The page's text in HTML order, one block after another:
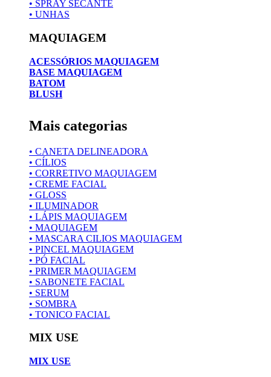
• SPRAY SECANTE
• UNHAS
MAQUIAGEM
ACESSÓRIOS MAQUIAGEM
BASE MAQUIAGEM
BATOM
BLUSH
Mais categorias
• CANETA DELINEADORA
• CÍLIOS
• CORRETIVO MAQUIAGEM
• CREME FACIAL
• GLOSS
• ILUMINADOR
• LÁPIS MAQUIAGEM
• MAQUIAGEM
• MASCARA CILIOS MAQUIAGEM
• PINCEL MAQUIAGEM
• PÓ FACIAL
• PRIMER MAQUIAGEM
• SABONETE FACIAL
• SERUM
• SOMBRA
• TONICO FACIAL
MIX USE
MIX USE